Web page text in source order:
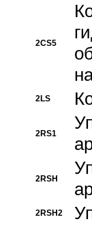
2CS5
2LS
2RS1
2RSH
2RSH2